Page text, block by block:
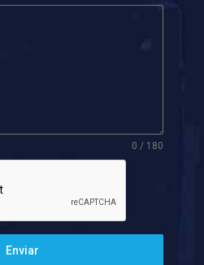
0 / 180
Enviar